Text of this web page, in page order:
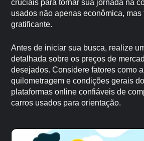
cruciais para tornar sua jornada na
usados não apenas econômica, mas
gratificante.
Antes de iniciar sua busca, realize
detalhada sobre os preços de
desejados. Considere fatores como
quilometragem e condições gerais
plataformas online confiáveis de
carros usados para orientação.